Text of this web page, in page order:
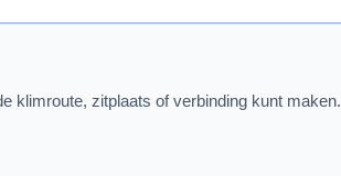
klimroute, zitplaats of verbinding kunt maken.